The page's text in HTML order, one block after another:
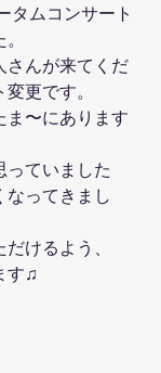
タムコンサート
さんが来てくだ
更です。
ま〜にあります
っていました
なってきまし
けるよう、
す♫